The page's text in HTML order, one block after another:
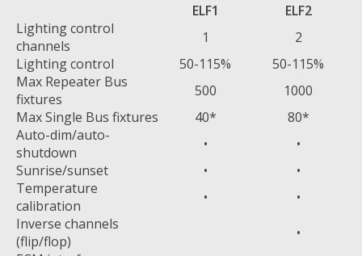
ELF1
ELF2
Lighting control
channels
1
2
Lighting control
50-115%
50-115%
Max Repeater Bus
fixtures
500
1000
Max Single Bus fixtures
40*
80*
Auto-dim/auto-
shutdown
•
•
Sunrise/sunset
•
•
Temperature
calibration
•
•
Inverse channels
(flip/flop)
•